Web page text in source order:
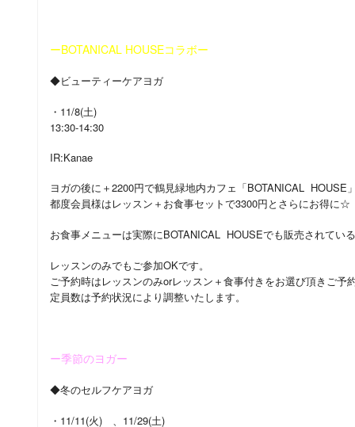
ーBOTANICAL HOUSEコラボー
◆ビューティーケアヨガ
・11/8(土)
13:30-14:30
IR:Kanae
ヨガの後に＋2200円で鶴見緑地内カフェ「BOTANICAL
都度会員様はレッスン＋お食事セットで3300円とさらにお得に☆
お食事メニューは実際にBOTANICAL HOUSEでも販売されてい
レッスンのみでもご参加OKです。
ご予約時はレッスンのみorレッスン＋食事付きをお選び頂きご予
定員数は予約状況により調整いたします。
ー季節のヨガー
◆冬のセルフケアヨガ
・11/11(火) 、11/29(土)